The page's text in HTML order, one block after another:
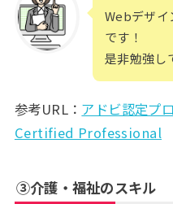
Webデザイ
です！
是非勉強し
参考URL： アドビ認定プ
Certified Professional
③介護・福祉のスキル